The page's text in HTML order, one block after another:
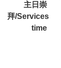
主日崇
拜/Services
time